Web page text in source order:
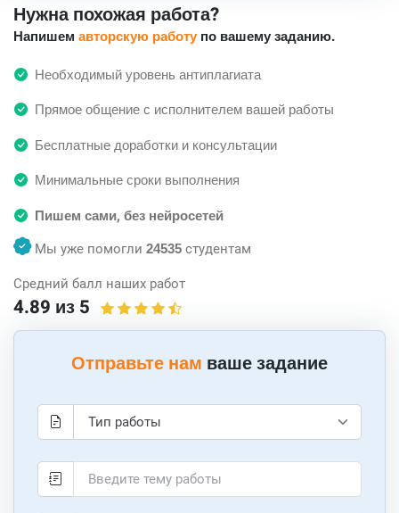
Нужна похожая работа?
Напишем авторскую работу по вашему заданию.
Необходимый уровень антиплагиата
Прямое общение с исполнителем вашей работы
Бесплатные доработки и консультации
Минимальные сроки выполнения
Пишем сами, без нейросетей
Мы уже помогли 24535 студентам
Средний балл наших работ
4.89 из 5
Отправьте нам ваше задание